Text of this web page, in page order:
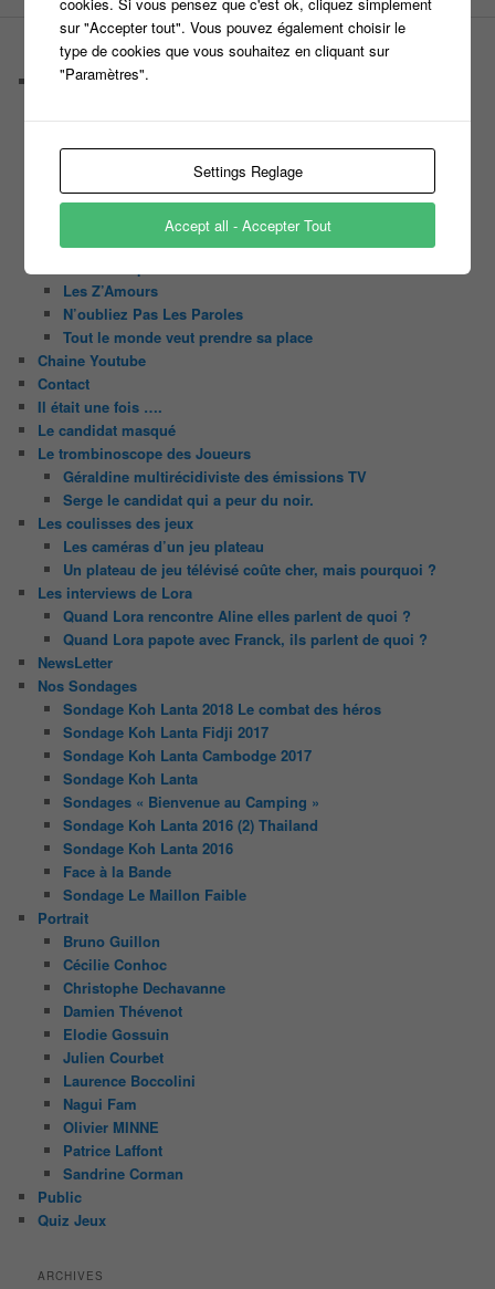
PAGES
Castings
C’est quoi un directeur de casting ?
Harry
Slam
C’est quoi un casting ?
Tous les castings
Les Z’Amours
N’oubliez Pas Les Paroles
Tout le monde veut prendre sa place
Chaine Youtube
Contact
Il était une fois ….
Le candidat masqué
Le trombinoscope des Joueurs
Géraldine multirécidiviste des émissions TV
Serge le candidat qui a peur du noir.
Les coulisses des jeux
Les caméras d’un jeu plateau
Un plateau de jeu télévisé coûte cher, mais pourquoi ?
Les interviews de Lora
Quand Lora rencontre Aline elles parlent de quoi ?
Quand Lora papote avec Franck, ils parlent de quoi ?
NewsLetter
Nos Sondages
Sondage Koh Lanta 2018 Le combat des héros
Sondage Koh Lanta Fidji 2017
Sondage Koh Lanta Cambodge 2017
Sondage Koh Lanta
Sondages « Bienvenue au Camping »
Sondage Koh Lanta 2016 (2) Thailand
Sondage Koh Lanta 2016
Face à la Bande
Sondage Le Maillon Faible
Portrait
Bruno Guillon
Cécilie Conhoc
Christophe Dechavanne
Damien Thévenot
Elodie Gossuin
Julien Courbet
Laurence Boccolini
Nagui Fam
Olivier MINNE
Patrice Laffont
Sandrine Corman
Public
Quiz Jeux
ARCHIVES
sur "Accepter tout". Vous pouvez également choisir le
type de cookies que vous souhaitez en cliquant sur
"Paramètres".
Settings Reglage
Accept all - Accepter Tout